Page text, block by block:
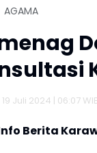
AGAMA
Juli 2024 | 06:07
Berita